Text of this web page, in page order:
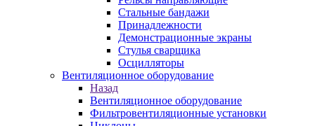
Стальные бандажи
Принадлежности
Демонстрационные экраны
Стулья сварщика
Осцилляторы
Вентиляционное оборудование
Назад
Вентиляционное оборудование
Фильтровентиляционные установки